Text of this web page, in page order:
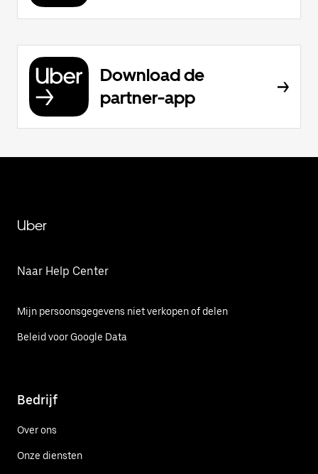
Download de
partner-app
Uber
Naar Help Center
Mijn persoonsgegevens niet verkopen of delen
Beleid voor Google Data
Bedrijf
Over ons
Onze diensten